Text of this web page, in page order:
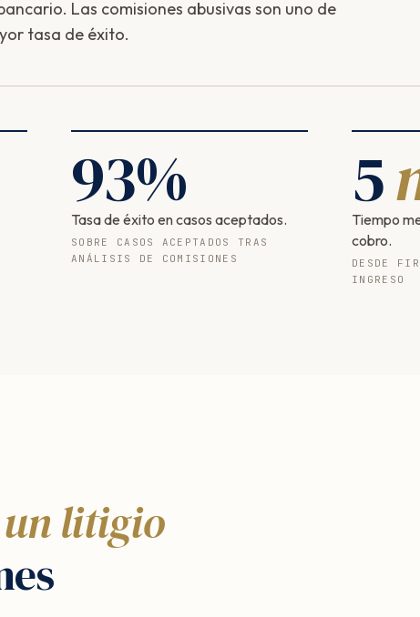
Las comisiones abusivas son uno de
tasa de éxito.
93%
Tasa de éxito en casos aceptados.
SOBRE CASOS ACEPTADOS TRAS
ANÁLISIS DE COMISIONES
5
Tiempo
cobro.
DESDE
INGRESO
un litigio